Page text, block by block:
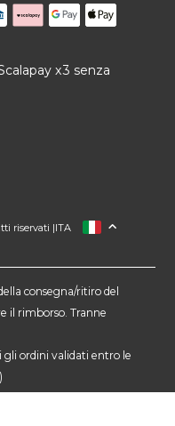
x3 senza
riservati |
FRANCIA
GERMANIA
PAESI BASSI
ITA
consegna/ritiro del
il rimborso. Tranne
gli ordini validati entro le